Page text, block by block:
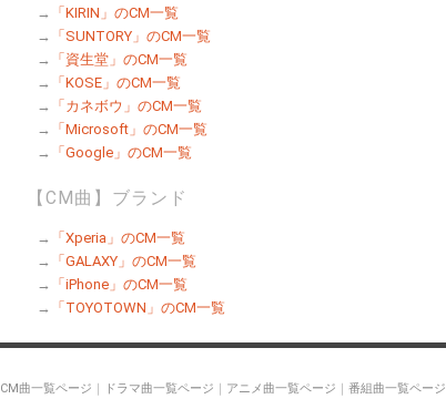
→
「KIRIN」のCM一覧
→
「SUNTORY」のCM一覧
→
「資生堂」のCM一覧
→
「KOSE」のCM一覧
→
「カネボウ」のCM一覧
→
「Microsoft」のCM一覧
→
「Google」のCM一覧
【CM曲】ブランド
→
「Xperia」のCM一覧
→
「GALAXY」のCM一覧
→
「iPhone」のCM一覧
→
「TOYOTOWN」のCM一覧
CM曲一覧ページ ｜ ドラマ曲一覧ページ ｜ アニメ曲一覧ページ ｜ 番組曲一覧ページ